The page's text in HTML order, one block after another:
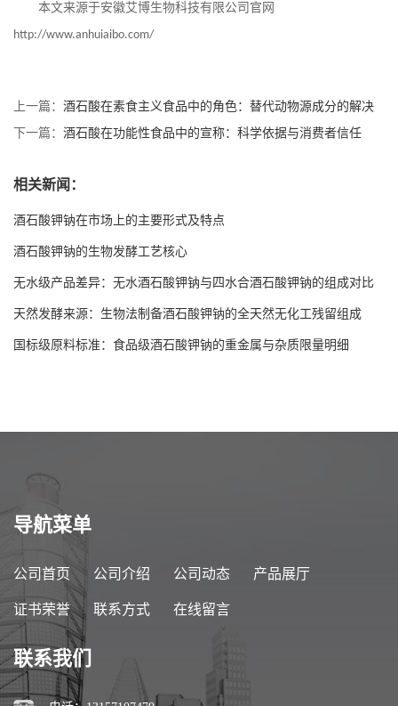
本文来源于安徽艾博生物科技有限公司官网
http://www.anhuiaibo.com/
上一篇： 酒石酸在素食主义食品中的角色：替代动物源成分的解决
方案
下一篇： 酒石酸在功能性食品中的宣称：科学依据与消费者信任
相关新闻：
酒石酸钾钠在市场上的主要形式及特点
酒石酸钾钠的生物发酵工艺核心
无水级产品差异：无水酒石酸钾钠与四水合酒石酸钾钠的组成对比
天然发酵来源：生物法制备酒石酸钾钠的全天然无化工残留组成
国标级原料标准：食品级酒石酸钾钠的重金属与杂质限量明细
导航菜单
公司首页 公司介绍 公司动态 产品展厅
证书荣誉 联系方式 在线留言
联系我们